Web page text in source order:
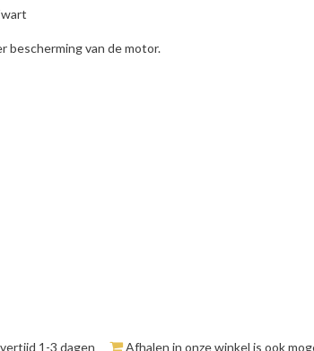
bescherming van de motor.
1-3 dagen Afhalen in onze winkel is ook